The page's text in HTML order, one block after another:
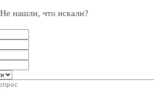
Не нашли, что искали?